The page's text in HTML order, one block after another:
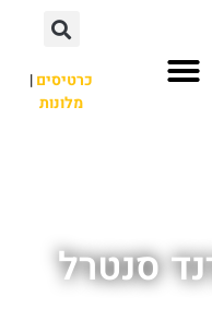
כרטיסים|
מלונות
סנטרל